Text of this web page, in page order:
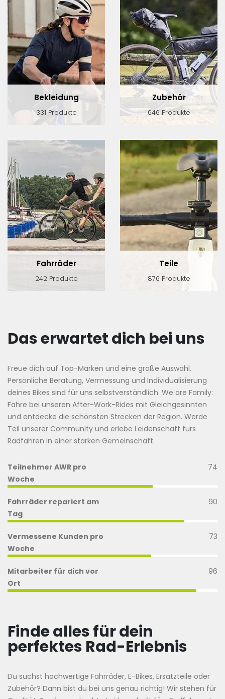
Bekleidung
331 Produkte
Zubehör
646 Produkte
Fahrräder
242 Produkte
Teile
876 Produkte
Das erwartet dich bei uns
Freue dich auf Top-Marken und eine große Auswahl.
Persönliche Beratung, Vermessung und Individualisierung
deines Bikes sind für uns selbstverständlich. We are Family:
Fahre bei unseren After-Work-Rides mit Gleichgesinnten
und entdecke die schönsten Strecken der Region. Werde
Teil unserer Community und erlebe Leidenschaft fürs
Radfahren in einer starken Gemeinschaft.
Teilnehmer AWR pro
Woche
74
Fahrräder repariert am
Tag
90
Vermessene Kunden pro
Woche
73
Mitarbeiter für dich vor
Ort
96
Finde alles für dein
perfektes Rad-Erlebnis
Du suchst hochwertige Fahrräder, E-Bikes, Ersatzteile oder
Zubehör? Dann bist du bei uns genau richtig! Wir stehen für